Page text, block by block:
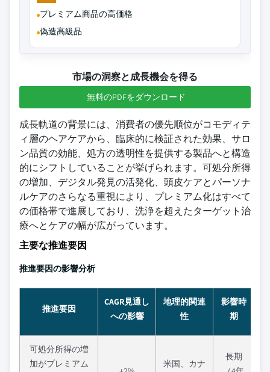
プレミアム商品の高価格
偽造高級品
市場の洞察と成長機会を得る
無料のPDFをダウンロード
成長軌道の背景には、消費者の優先順位がコモディテ
ィ層のヘアケアから、臨床的に検証された効果、サロ
ン品質の効能、処方の透明性を提供する製品へと構造
的にシフトしていることが挙げられます。可処分所得
の増加、デジタル発見の活発化、頭皮ケアとパーソナ
ルケアのさらなる重視により、プレミアム化はすべて
の価格帯で進展しており、洗浄を超えたターゲット治
療へとケアの幅が広がっています。
主要な推進要因
推進要因の影響分析
推進要因
CAGR見通し
への影響
地理的関連
性
影響時
期
可処分所得の増
加がプレミアム
米国、カナ
長期